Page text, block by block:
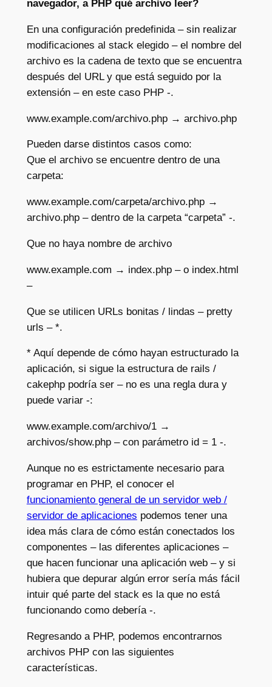
navegador, a PHP qué archivo leer?
En una configuración predefinida – sin realizar
modificaciones al stack elegido – el nombre del
archivo es la cadena de texto que se encuentra
después del URL y que está seguido por la
extensión – en este caso PHP -.
www.example.com/archivo.php → archivo.php
Pueden darse distintos casos como:
Que el archivo se encuentre dentro de una
carpeta:
www.example.com/carpeta/archivo.php →
archivo.php – dentro de la carpeta “carpeta” -.
Que no haya nombre de archivo
www.example.com → index.php – o index.html
–
Que se utilicen URLs bonitas / lindas – pretty
urls – *.
* Aquí depende de cómo hayan estructurado la
aplicación, si sigue la estructura de rails /
cakephp podría ser – no es una regla dura y
puede variar -:
www.example.com/archivo/1 →
archivos/show.php – con parámetro id = 1 -.
Aunque no es estrictamente necesario para
programar en PHP, el conocer el
funcionamiento general de un servidor web /
servidor de aplicaciones podemos tener una
idea más clara de cómo están conectados los
componentes – las diferentes aplicaciones –
que hacen funcionar una aplicación web – y si
hubiera que depurar algún error sería más fácil
intuir qué parte del stack es la que no está
funcionando como debería -.
Regresando a PHP, podemos encontrarnos
archivos PHP con las siguientes
características.